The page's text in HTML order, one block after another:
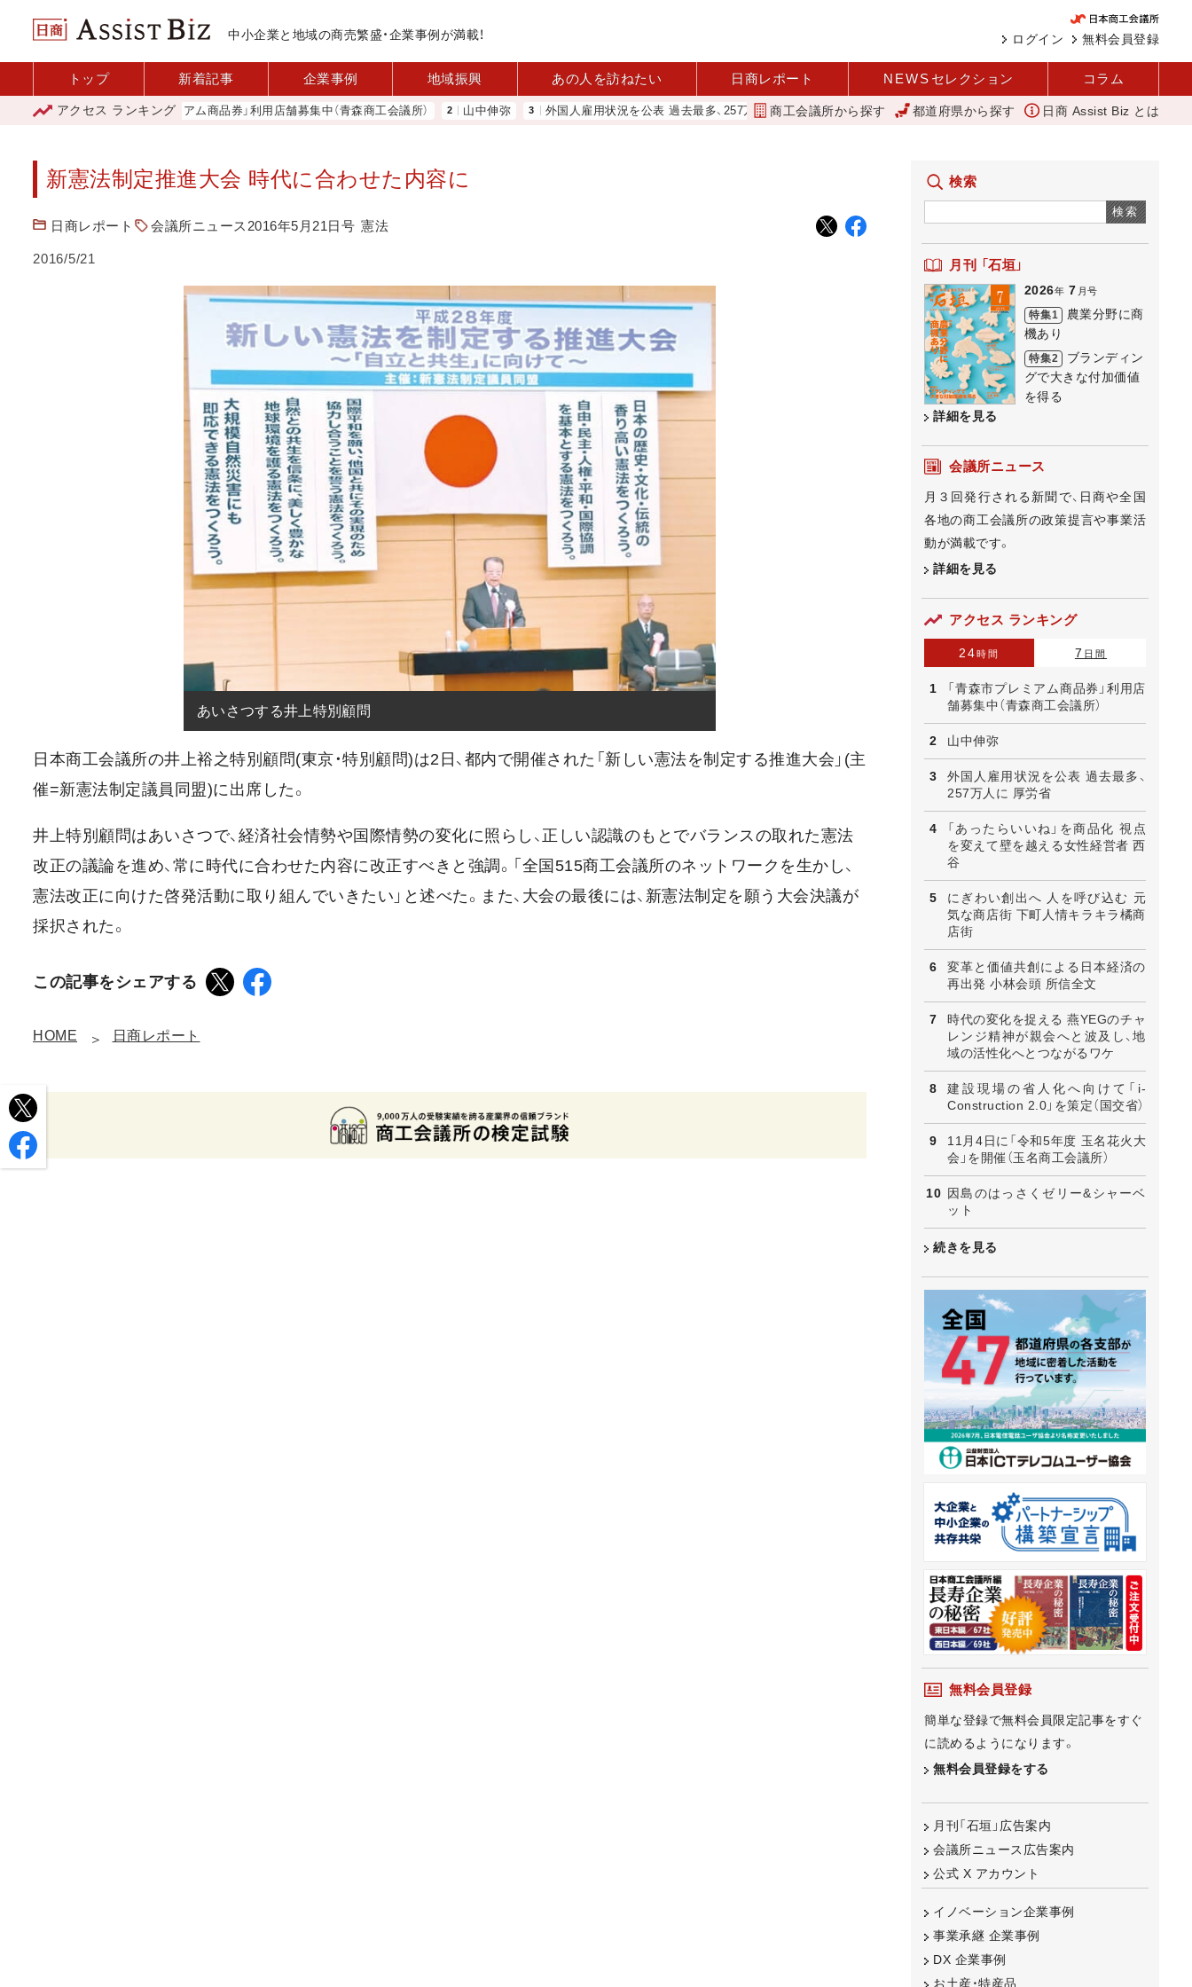
中小企業と地域の商売繁盛・企業事例が満載！ 無料会員登録
ログイン
トップ 新着記事 企業事例 地域振興 あの人を訪ねたい 日商レポート NEWS セレクション コラム
アクセス ランキング
「青森市プレミアム商品券」利用店舗募集中（青森商工会議所） 山中伸弥 外国人雇用状況を公表 過去最多、257万人に 厚労省 「あったらいいね」を商品化 視点を変えて壁を越える女性経営者 西
商工会議所から探す 都道府県から探す 日商 Assist Biz とは
新憲法制定推進大会 時代に合わせた内容に
日商レポート 会議所ニュース2016年5月21日号 憲法
2016/5/21
あいさつする井上特別顧問
日本商工会議所の井上裕之特別顧問(東京・特別顧問)は2日、都内で開催された「新しい憲法を制定する推進大会」(主
催=新憲法制定議員同盟)に出席した。
井上特別顧問はあいさつで、経済社会情勢や国際情勢の変化に照らし、正しい認識のもとでバランスの取れた憲法
改正の議論を進め、常に時代に合わせた内容に改正すべきと強調。「全国515商工会議所のネットワークを生かし、
憲法改正に向けた啓発活動に取り組んでいきたい」と述べた。また、大会の最後には、新憲法制定を願う大会決議が
採択された。
この記事をシェアする
HOME 日商レポート
検索
検索
月刊 「石垣」
2026年 7 月号
特集1
農業分野に商
機あり
特集2
ブランディン
グで大きな付加価値
を得る
詳細を見る
会議所ニュース
月３回発行される新聞で、日商や全国
各地の商工会議所の政策提言や事業活
動が満載です。
詳細を見る
アクセス ランキング
24時間 7 日間
「青森市プレミアム商品券」利用店
舗募集中（青森商工会議所）
山中伸弥
外国人雇用状況を公表 過去最多、
257万人に 厚労省
「あったらいいね」を商品化 視点
を変えて壁を越える女性経営者 西
谷
にぎわい創出へ 人を呼び込む 元
気な商店街 下町人情キラキラ橘商
店街
変革と価値共創による日本経済の
再出発 小林会頭 所信全文
時代の変化を捉える 燕YEGのチャ
レンジ精神が親会へと波及し、地
域の活性化へとつながるワケ
建設現場の省人化へ向けて「i-
Construction 2.0」を策定（国交省）
11月4日に「令和5年度 玉名花火大
会」を開催（玉名商工会議所）
因島のはっさくゼリー&シャーベ
ット
続きを見る
無料会員登録
簡単な登録で無料会員限定記事をすぐ
に読めるようになります。
無料会員登録をする
月刊「石垣」広告案内
会議所ニュース広告案内
公式 X アカウント
イノベーション企業事例
事業承継 企業事例
DX 企業事例
お土産・特産品